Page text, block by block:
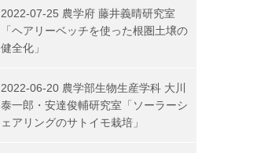
2022-07-25 農学府 藤井義晴研究室
「ヘアリーベッチを使った根圏土壌の
健全化」
2022-06-20 農学部生物生産学科 大川
泰一郎・安達俊輔研究室「ソーラーシ
ェアリングのサトイモ栽培」